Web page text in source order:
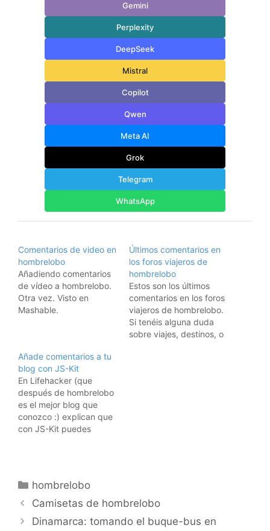
Gemini
Perplexity
DeepSeek
Mistral
Copilot
Qwen
Meta AI
Grok
Telegram
WhatsApp
Comentarios de video en
hombrelobo
Añadiendo comentarios
de vídeo a hombrelobo.
Otra vez. Visto en
Mashable.
Últimos comentarios en
los foros viajeros de
hombrelobo
Estos son los últimos
comentarios en los foros
viajeros de hombrelobo.
Si tenéis alguna duda
sobre viajes, destinos, o
Añade comentarios a tu
blog con JS-Kit
En Lifehacker (que
después de hombrelobo
es el mejor blog que
conozco :) explican que
con JS-Kit puedes
tienes que incluir una
línea de código a tu
aquí:
Categorías
hombrelobo
Camisetas de hombrelobo
Dinamarca: tomando el buque-bus en